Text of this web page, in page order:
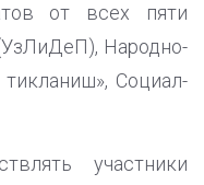
от всех пяти
Народно-
Социал-
участники